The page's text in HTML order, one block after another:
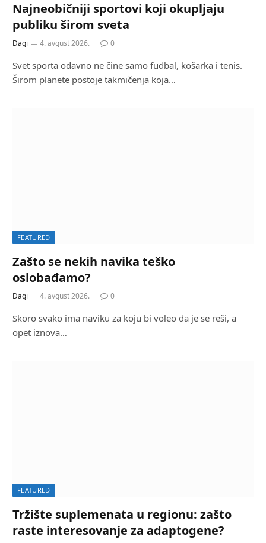
Najneobičniji sportovi koji okupljaju
publiku širom sveta
Dagi 4. avgust 2026. 0
Svet sporta odavno ne čine samo fudbal, košarka i tenis.
Širom planete postoje takmičenja koja…
FEATURED
Zašto se nekih navika teško
oslobađamo?
Dagi 4. avgust 2026. 0
Skoro svako ima naviku za koju bi voleo da je se reši, a
opet iznova…
FEATURED
Tržište suplemenata u regionu: zašto
raste interesovanje za adaptogene?